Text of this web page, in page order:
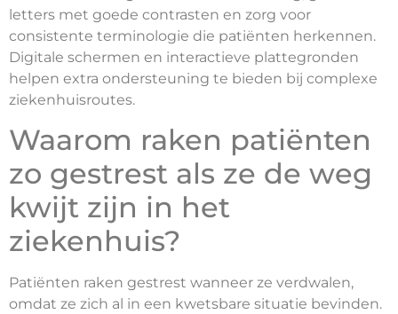
letters met goede contrasten en zorg voor
consistente terminologie die patiënten herkennen.
Digitale schermen en interactieve plattegronden
helpen extra ondersteuning te bieden bij complexe
ziekenhuisroutes.
Waarom raken patiënten
zo gestrest als ze de weg
kwijt zijn in het
ziekenhuis?
Patiënten raken gestrest wanneer ze verdwalen,
omdat ze zich al in een kwetsbare situatie bevinden.